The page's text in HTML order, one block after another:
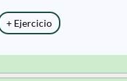
+ Ejercicio